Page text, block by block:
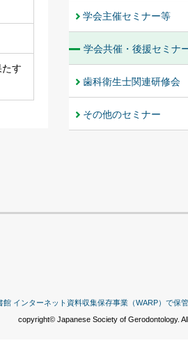
す
学会主催セミナー等
学会共催・後援セミナ
歯科衛生士関連研修会
その他のセミナー
インターネット資料収集保存事業（WARP）で保管
copyright© Japanese Society of Gerodontology.